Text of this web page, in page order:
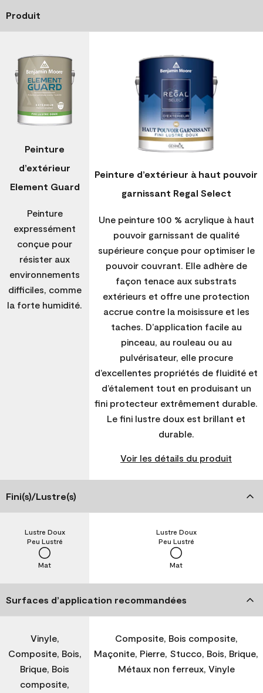
Produit
Peinture
d’extérieur
Element Guard
Peinture
expressément
conçue pour
résister aux
environnements
difficiles, comme
la forte humidité.
Peinture d’extérieur à haut pouvoir
garnissant Regal Select
Une peinture 100 % acrylique à haut
pouvoir garnissant de qualité
supérieure conçue pour optimiser le
pouvoir couvrant. Elle adhère de
façon tenace aux substrats
extérieurs et offre une protection
accrue contre la moisissure et les
taches. D’application facile au
pinceau, au rouleau ou au
pulvérisateur, elle procure
d’excellentes propriétés de fluidité et
d’étalement tout en produisant un
fini protecteur extrêmement durable.
Le fini lustre doux est brillant et
durable.
Voir les détails du produit
Fini(s)/Lustre(s)
Mat
Peu Lustré
Lustre Doux
Mat
Peu Lustré
Lustre Doux
Surfaces d’application recommandées
Vinyle,
Composite, Bois,
Brique, Bois
composite,
Composite, Bois composite,
Maçonite, Pierre, Stucco, Bois, Brique,
Métaux non ferreux, Vinyle